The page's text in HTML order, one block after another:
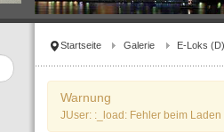
Startseite Galerie E-Loks (D)
Warnung
JUser: :_load: Fehler beim